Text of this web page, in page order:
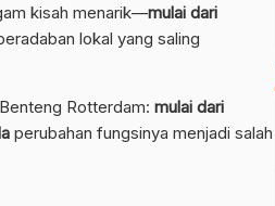
kisah menarik—mulai dari
lokal yang saling
Rotterdam: mulai dari
perubahan fungsinya menjadi salah